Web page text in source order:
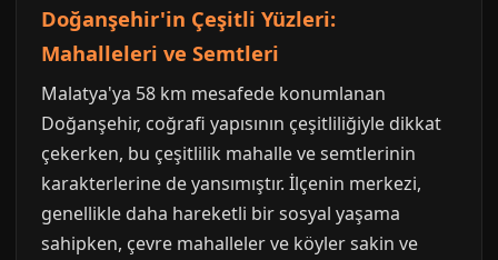
Doğanşehir'in Çeşitli Yüzleri:
Mahalleleri ve Semtleri
Malatya'ya 58 km mesafede konumlanan
Doğanşehir, coğrafi yapısının çeşitliliğiyle dikkat
çekerken, bu çeşitlilik mahalle ve semtlerinin
karakterlerine de yansımıştır. İlçenin merkezi,
genellikle daha hareketli bir sosyal yaşama
sahipken, çevre mahalleler ve köyler sakin ve